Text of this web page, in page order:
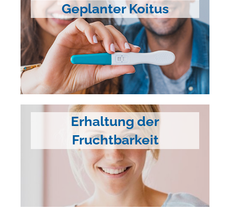
Geplanter Koitus
Erhaltung der
Fruchtbarkeit